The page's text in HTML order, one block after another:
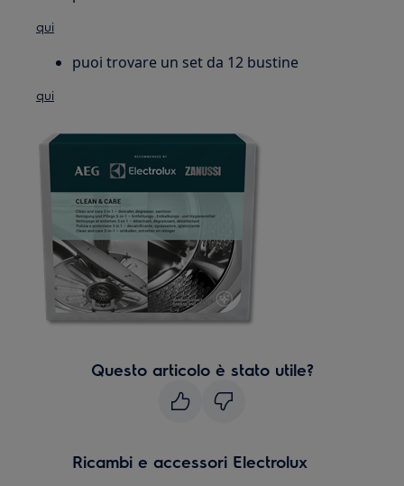
qui
puoi trovare un set da 12 bustine
qui
Questo articolo è stato utile?
Ricambi e accessori Electrolux